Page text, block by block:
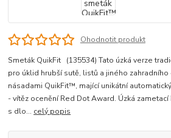
Ohodnotit produkt
Smeták QuikFit (135534) Tato úzká verze
pro úklid hrubší sutě, listů a jiného
násadami QuikFit™, mající unikátní
- vítěz ocenění Red Dot Award. Úzká
s dlo... celý popis